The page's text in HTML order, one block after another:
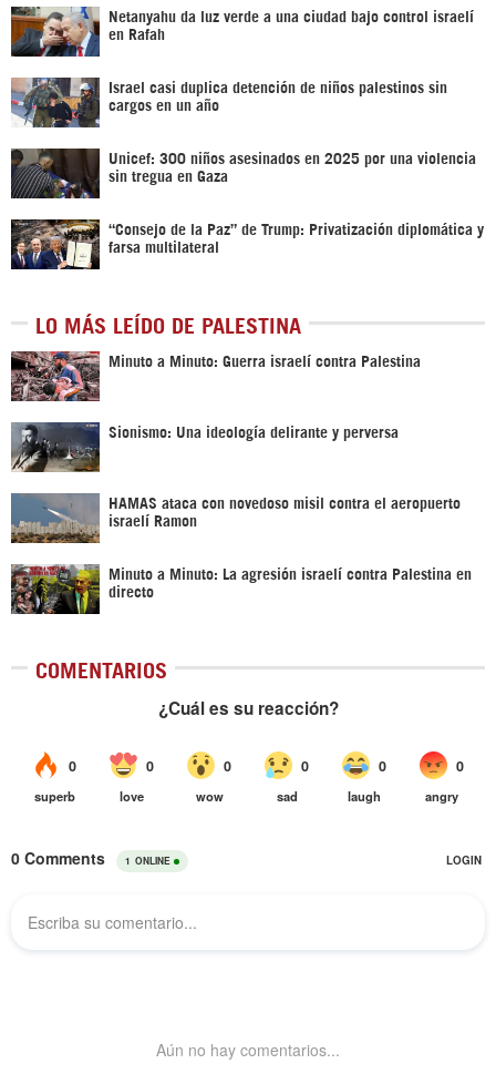
Netanyahu da luz verde a una ciudad bajo control israelí
en Rafah
Israel casi duplica detención de niños palestinos sin
cargos en un año
Unicef: 300 niños asesinados en 2025 por una violencia
sin tregua en Gaza
“Consejo de la Paz” de Trump: Privatización diplomática y
farsa multilateral
LO MÁS LEÍDO DE PALESTINA
Minuto a Minuto: Guerra israelí contra Palestina
Sionismo: Una ideología delirante y perversa
HAMAS ataca con novedoso misil contra el aeropuerto
israelí Ramon
Minuto a Minuto: La agresión israelí contra Palestina en
directo
COMENTARIOS